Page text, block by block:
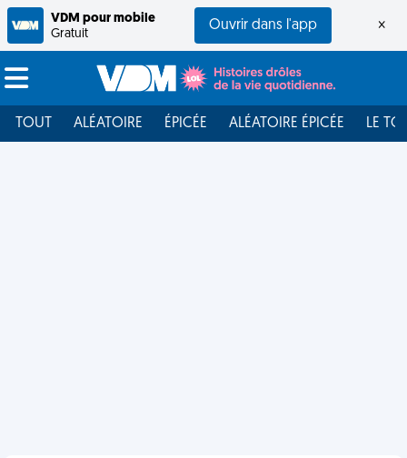
VDM pour mobile
Gratuit
Ouvrir dans l'app ×
TOUT ALÉATOIRE ÉPICÉE ALÉATOIRE ÉPICÉE LE